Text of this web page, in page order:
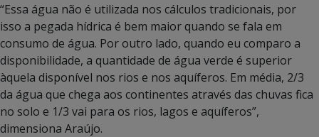
“Essa água não é utilizada nos cálculos tradicionais, por
isso a pegada hídrica é bem maior quando se fala em
consumo de água. Por outro lado, quando eu comparo a
disponibilidade, a quantidade de água verde é superior
àquela disponível nos rios e nos aquíferos. Em média, 2/3
da água que chega aos continentes através das chuvas fica
no solo e 1/3 vai para os rios, lagos e aquíferos”,
dimensiona Araújo.